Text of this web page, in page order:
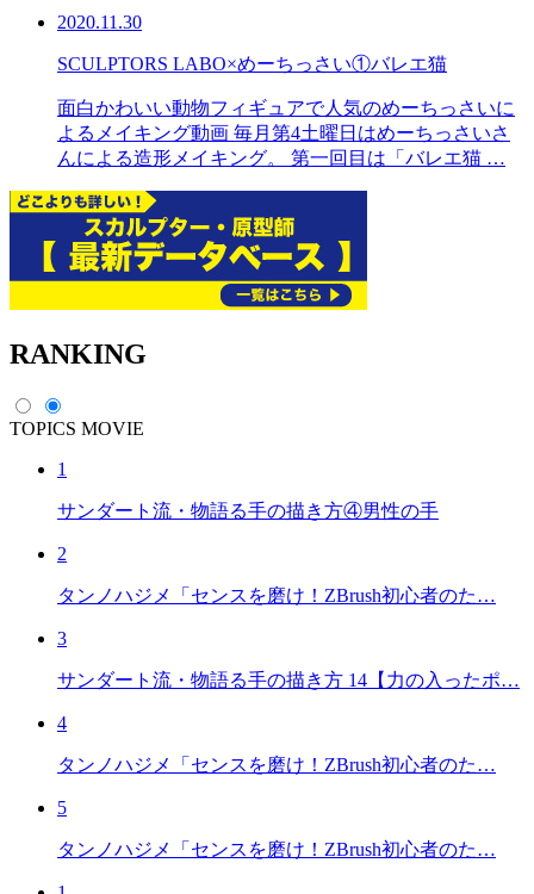
2020.11.30
SCULPTORS LABO×めーちっさい①バレエ猫
面白かわいい動物フィギュアで人気のめーちっさいに
よるメイキング動画 毎月第4土曜日はめーちっさいさ
んによる造形メイキング。 第一回目は「バレエ猫 …
RANKING
TOPICS MOVIE
1
サンダート流・物語る手の描き方④男性の手
2
タンノハジメ「センスを磨け！ZBrush初心者のた…
3
サンダート流・物語る手の描き方 14【力の入ったポ…
4
タンノハジメ「センスを磨け！ZBrush初心者のた…
5
タンノハジメ「センスを磨け！ZBrush初心者のた…